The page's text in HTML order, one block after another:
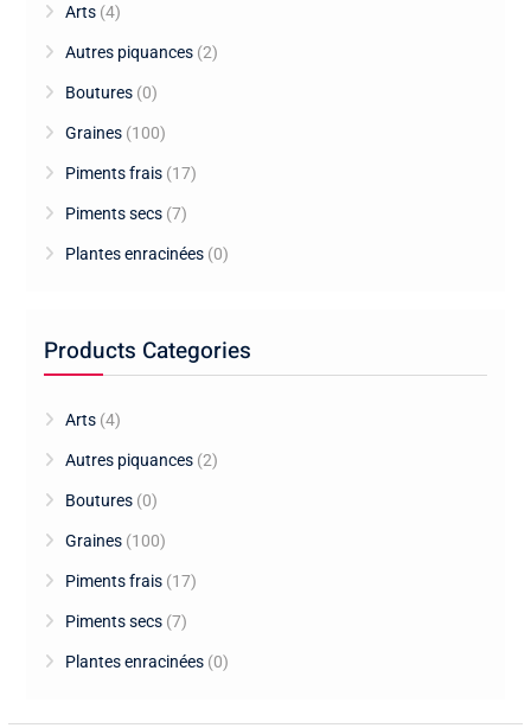
Arts (4)
Autres piquances (2)
Boutures (0)
Graines (100)
Piments frais (17)
Piments secs (7)
Plantes enracinées (0)
Products Categories
Arts (4)
Autres piquances (2)
Boutures (0)
Graines (100)
Piments frais (17)
Piments secs (7)
Plantes enracinées (0)